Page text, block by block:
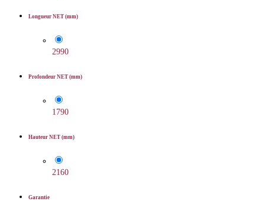
Longueur NET (mm)
2990
Profondeur NET (mm)
1790
Hauteur NET (mm)
2160
Garantie